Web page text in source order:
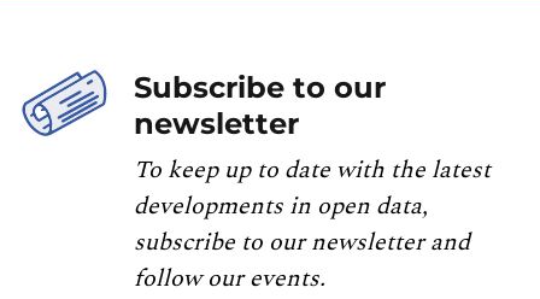
Subscribe to our
newsletter
To keep up to date with the latest
developments in open data,
subscribe to our newsletter and
follow our events.